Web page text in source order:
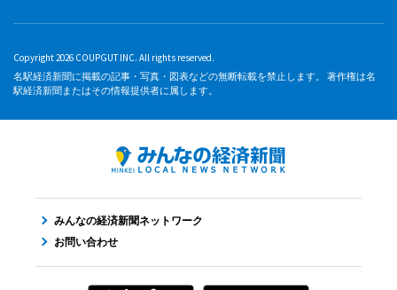
Copyright 2026 COUPGUT INC. All rights reserved.
名駅経済新聞に掲載の記事・写真・図表などの無断転載を禁止します。 著作権は名
駅経済新聞またはその情報提供者に属します。
みんなの経済新聞ネットワーク
お問い合わせ